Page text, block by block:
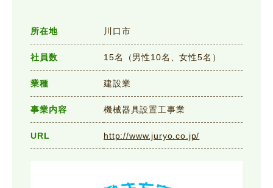
所在地 川口市
社員数 15名（男性10名、女性5名）
業種 建設業
事業内容 機械器具設置工事業
URL http://www.juryo.co.jp/